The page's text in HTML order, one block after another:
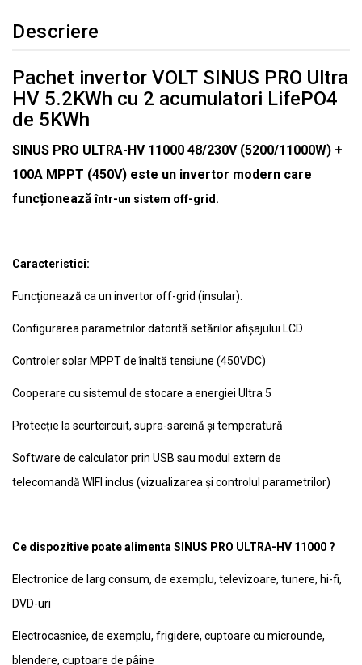
Descriere
Pachet invertor VOLT SINUS PRO Ultra
HV 5.2KWh cu 2 acumulatori LifePO4
de 5KWh
SINUS PRO ULTRA-HV 11000 48/230V (5200/11000W) +
100A MPPT (450V) este un invertor modern care
funcționeazăîntr-un sistem off-grid.
Caracteristici:
Funcționează ca un invertor off-grid (insular).
Configurarea parametrilor datorită setărilor afișajului LCD
Controler solar MPPT de înaltă tensiune (450VDC)
Cooperare cu sistemul de stocare a energiei Ultra 5
Protecție la scurtcircuit, supra-sarcină și temperatură
Software de calculator prin USB sau modul extern de
telecomandă WIFI inclus (vizualizarea și controlul parametrilor)
Ce dispozitive poate alimenta SINUS PRO ULTRA-HV 11000 ?
Electronice de larg consum, de exemplu, televizoare, tunere, hi-fi,
DVD-uri
Electrocasnice, de exemplu, frigidere, cuptoare cu microunde,
blendere, cuptoare de pâine